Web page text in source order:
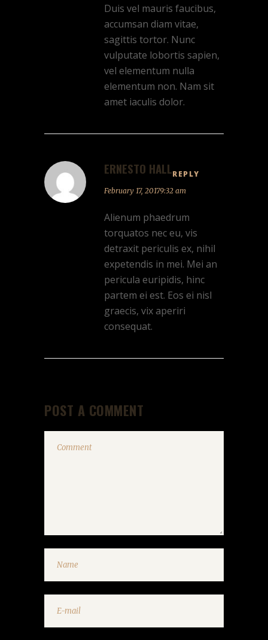
Duis vel mauris faucibus,
accumsan diam vitae,
sagittis tortor. Nunc
vulputate lobortis sapien,
vel elementum nulla
elementum non. Nam sit
amet iaculis dolor.
ERNESTO HALLREPLY
February 17, 20179:32 am
Alienum phaedrum
torquatos nec eu, vis
detraxit periculis ex, nihil
expetendis in mei. Mei an
pericula euripidis, hinc
partem ei est. Eos ei nisl
graecis, vix aperiri
consequat.
POST A COMMENT